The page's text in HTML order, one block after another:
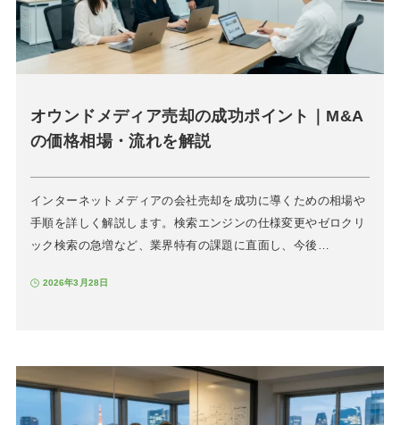
オウンドメディア売却の成功ポイント｜M&A
の価格相場・流れを解説
インターネットメディアの会社売却を成功に導くための相場や
手順を詳しく解説します。検索エンジンの仕様変更やゼロクリ
ック検索の急増など、業界特有の課題に直面し、今後…
2026年3月28日